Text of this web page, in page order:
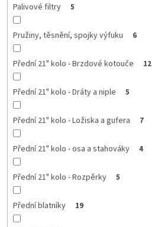
Palivové filtry 5
Pružiny, těsnění, spojky výfuku 6
Přední 21" kolo - Brzdové kotouče 12
Přední 21" kolo - Dráty a niple 5
Přední 21" kolo - Ložiska a gufera 7
Přední 21" kolo - osa a stahováky 4
Přední 21" kolo - Rozpěrky 5
Přední blatníky 19